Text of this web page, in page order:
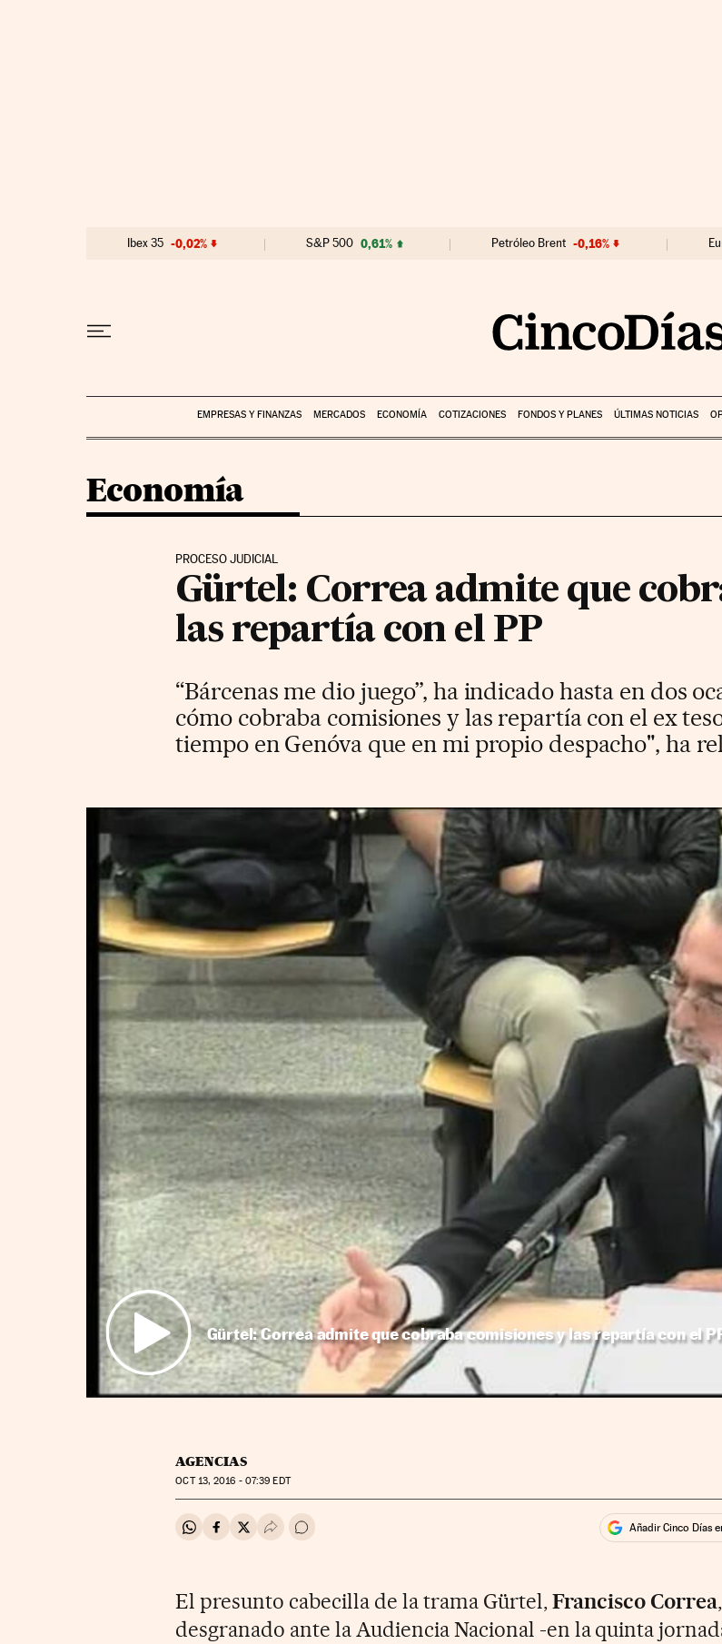
Ibex 35 -0,02% S&P 500 0,61% Petróleo Brent -0,16%
EMPRESAS Y FINANZAS MERCADOS ECONOMÍA COTIZACIONES FONDOS Y PLANES ÚLTIMAS NOTICIAS
Economía
PROCESO JUDICIAL
Gürtel: Correa admite que
las repartía con el PP
“Bárcenas me dio juego”, ha indicado hasta en dos
cómo cobraba comisiones y las repartía con el ex
tiempo en Genóva que en mi propio despacho", ha
Gürtel: Correa admite que cobraba comisiones y las repartía con el
AGENCIAS
OCT13, 2016 - 07:39 EDT
Compartir en Whatsapp
Compartir en Facebook
Compartir en Twitter
Desplegar Redes Sociales
Ir a los comentarios Añadir Cinco Días
El presunto cabecilla de la trama Gürtel,Francisco Correa
desgranado ante la Audiencia Nacional -en la quinta